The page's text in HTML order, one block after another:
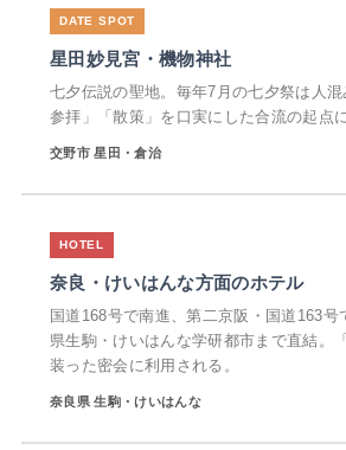
星田妙見宮・機物神社
七夕伝説の聖地。毎年7月の七夕祭は人
参拝」「散策」を口実にした合流の起点
交野市 星田・倉治
奈良・けいはんな方面のホテル
国道168号で南進、第二京阪・国道163号
県生駒・けいはんな学研都市まで直結。
装った密会に利用される。
奈良県 生駒・けいはんな